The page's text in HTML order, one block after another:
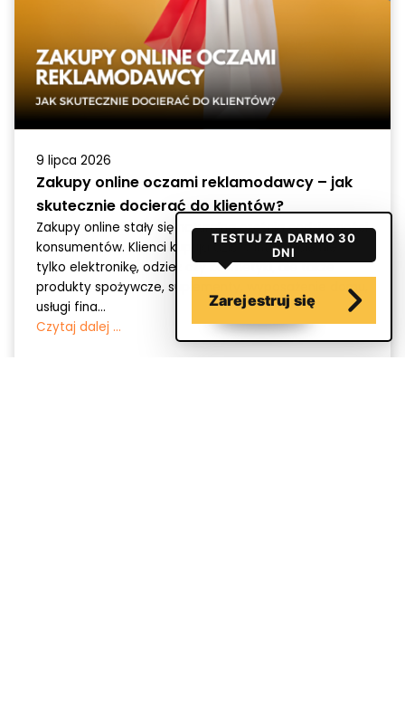
9 lipca 2026
Zakupy online oczami reklamodawcy – jak
skutecznie docierać do klientów?
Zakupy online stały się naturalną częścią codzienności
konsumentów. Klienci kupują dziś w internecie nie
tylko elektronikę, odzież czy kosmetyki, ale także
produkty spożywcze, suplementy, wyposażenie domu,
usługi fina...
Czytaj dalej ...
TESTUJ ZA DARMO 30
DNI
Zarejestruj się